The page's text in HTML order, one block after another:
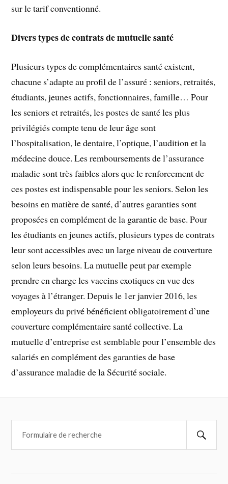
sur le tarif conventionné.
Divers types de contrats de mutuelle santé
Plusieurs types de complémentaires santé existent,
chacune s’adapte au profil de l’assuré : seniors, retraités,
étudiants, jeunes actifs, fonctionnaires, famille… Pour
les seniors et retraités, les postes de santé les plus
privilégiés compte tenu de leur âge sont
l’hospitalisation, le dentaire, l’optique, l’audition et la
médecine douce. Les remboursements de l’assurance
maladie sont très faibles alors que le renforcement de
ces postes est indispensable pour les seniors. Selon les
besoins en matière de santé, d’autres garanties sont
proposées en complément de la garantie de base. Pour
les étudiants en jeunes actifs, plusieurs types de contrats
leur sont accessibles avec un large niveau de couverture
selon leurs besoins. La mutuelle peut par exemple
prendre en charge les vaccins exotiques en vue des
voyages à l’étranger. Depuis le 1er janvier 2016, les
employeurs du privé bénéficient obligatoirement d’une
couverture complémentaire santé collective. La
mutuelle d’entreprise est semblable pour l’ensemble des
salariés en complément des garanties de base
d’assurance maladie de la Sécurité sociale.